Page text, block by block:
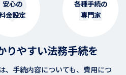
安心の
金設定
各種手続の
専門家
りやすい法務手続を
、手続内容についても、費用につ